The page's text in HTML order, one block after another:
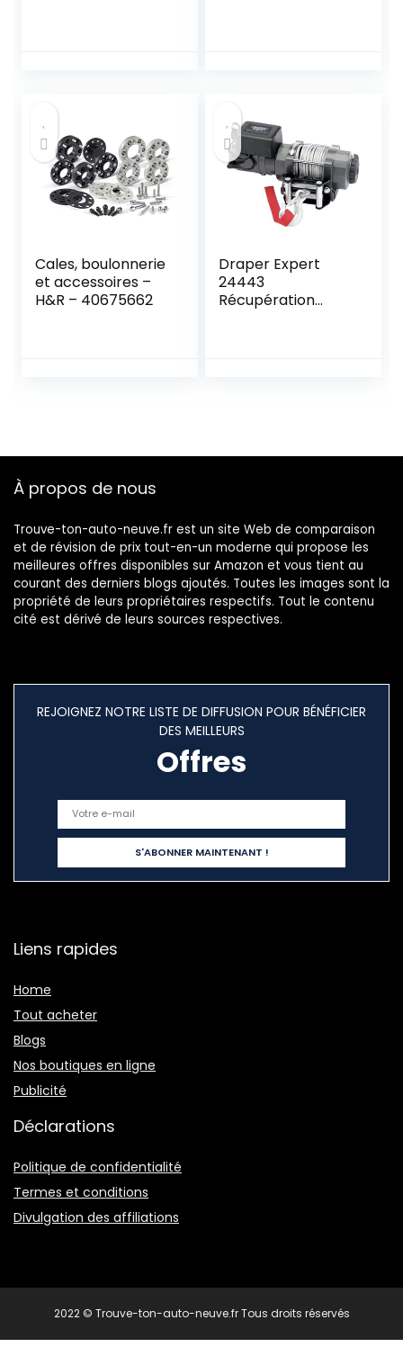
Cales, boulonnerie
et accessoires –
H&R – 40675662
Draper Expert
24443
Récupération
À propos de nous
Trouve-ton-auto-neuve.fr est un site Web de comparaison
et de révision de prix tout-en-un moderne qui propose les
meilleures offres disponibles sur Amazon et vous tient au
courant des derniers blogs ajoutés. Toutes les images sont la
propriété de leurs propriétaires respectifs. Tout le contenu
cité est dérivé de leurs sources respectives.
REJOIGNEZ NOTRE LISTE DE DIFFUSION POUR BÉNÉFICIER
DES MEILLEURS
Offres
Liens rapides
Home
Tout acheter
Blogs
Nos boutiques en ligne
Publicité
Déclarations
Politique de confidentialité
Termes et conditions
Divulgation des affiliations
2022 © Trouve-ton-auto-neuve.fr Tous droits réservés